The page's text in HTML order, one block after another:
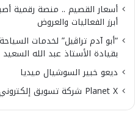
أسعار القصيم .. منصة رقمية
أبرز الفعاليات والعروض
“أبو آدم تراڤيل” لخدمات
بقيادة الأستاذ عبد الله السعيد
ديعو خبير السوشيال ميديا
Planet X شركة تسويق إلكتروني